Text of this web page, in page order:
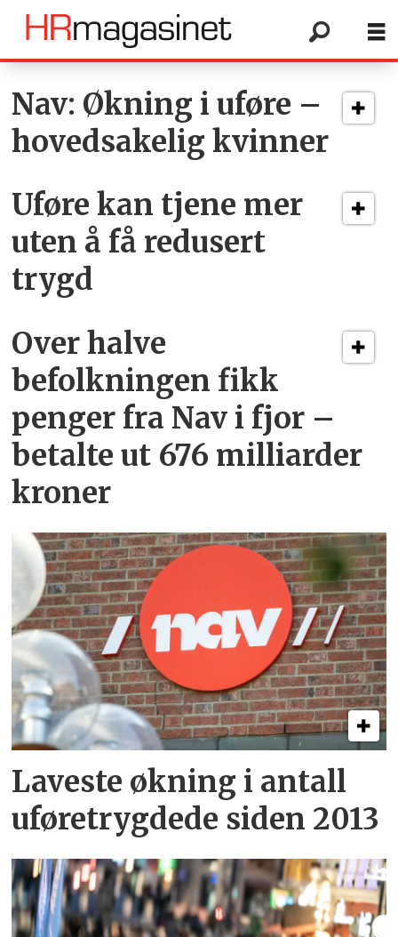
Tag:
uføretrygd
Nav: Økning i uføre –
hovedsakelig kvinner
Uføre kan tjene mer
uten å få redusert
trygd
Over halve
befolkningen fikk
penger fra Nav i fjor –
betalte ut 676 milliarder
kroner
Laveste økning i antall
uføretrygdede siden 2013